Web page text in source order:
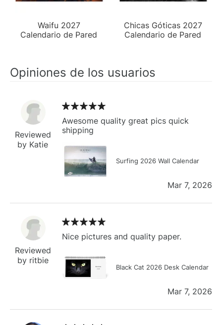
Waifu 2027
Calendario de Pared
Chicas Góticas 2027
Calendario de Pared
Opiniones de los usuarios
Reviewed
by Katie
Awesome quality great pics quick
shipping
Surfing 2026 Wall Calendar
Mar 7, 2026
Reviewed
by ritbie
Nice pictures and quality paper.
Black Cat 2026 Desk Calendar
Mar 7, 2026